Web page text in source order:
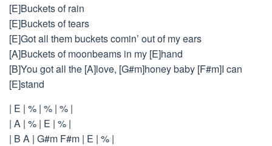
[E]Buckets of rain
[E]Buckets of tears
[E]Got all them buckets comin’ out of my ears
[A]Buckets of moonbeams in my [E]hand
[B]You got all the [A]love, [G#m]honey baby [F#m]I can
[E]stand
| E | % | % | % |
| A | % | E | % |
| B A | G#m F#m | E | % |